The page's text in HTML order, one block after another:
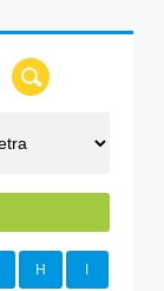
H I